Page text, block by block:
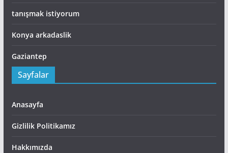
tanışmak istiyorum
Konya arkadaslik
Gaziantep
Sayfalar
Anasayfa
Gizlilik Politikamız
Hakkımızda